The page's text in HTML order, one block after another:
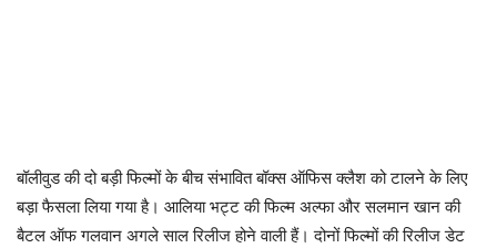
बॉलीवुड की दो बड़ी फिल्मों के बीच संभावित बॉक्स ऑफिस क्लैश को टालने के लिए
बड़ा फैसला लिया गया है। आलिया भट्ट की फिल्म अल्फा और सलमान खान की
बैटल ऑफ गलवान अगले साल रिलीज होने वाली हैं। दोनों फिल्मों की रिलीज डेट